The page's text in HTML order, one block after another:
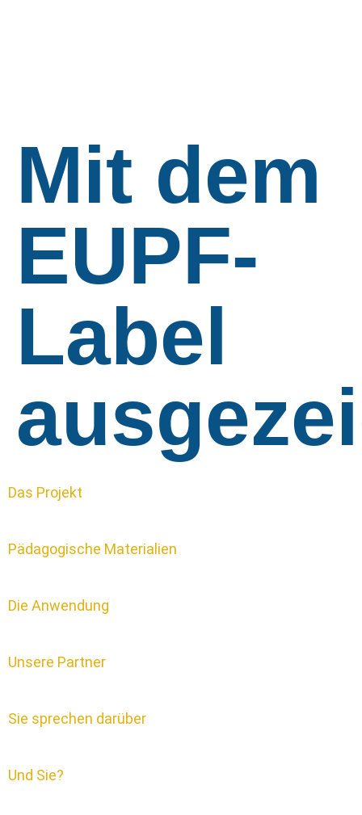
Mit dem
EUPF-
Label
Das Projekt
Pädagogische Materialien
Die Anwendung
Unsere Partner
Sie sprechen darüber
Und Sie?